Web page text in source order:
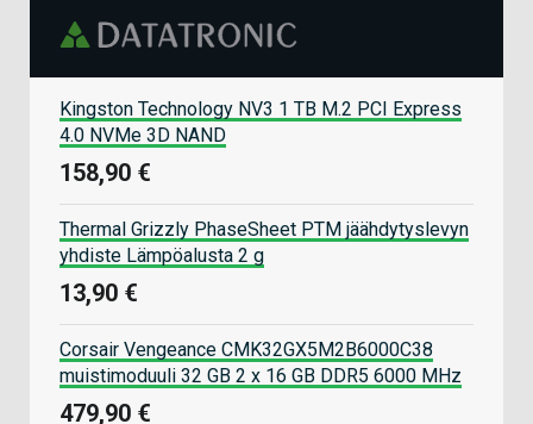
Kingston Technology NV3 1 TB M.2 PCI Express
4.0 NVMe 3D NAND
158,90 €
Thermal Grizzly PhaseSheet PTM jäähdytyslevyn
yhdiste Lämpöalusta 2 g
13,90 €
Corsair Vengeance CMK32GX5M2B6000C38
muistimoduuli 32 GB 2 x 16 GB DDR5 6000 MHz
479,90 €